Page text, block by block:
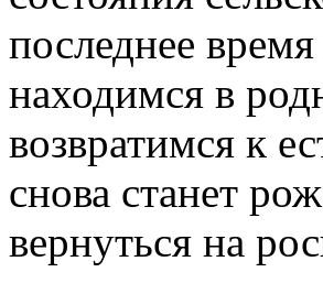
последнее
находимся в
возвратимся к
снова станет
вернуться на